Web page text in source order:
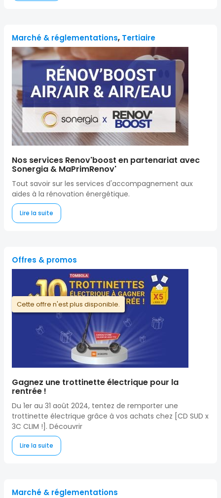
Marché & réglementations, Tertiaire
Nos services Renov'boost en partenariat avec
Sonergia & MaPrimRenov'
Tout savoir sur les services d'accompagnement aux
aides à la rénovation énergétique.
Lire la suite
Offres & promos
Gagnez une trottinette électrique pour la
rentrée !
Cette offre n'est plus disponible.
Du 1er au 31 août 2024, tentez de remporter une
trottinette électrique grâce à vos achats chez [CD SUD x
3C CLIM !]. Découvrir
Lire la suite
Marché & réglementations